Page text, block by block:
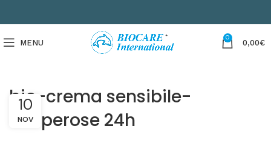
MENU
0
0,00€
bio-crema sensibile-
couperose 24h
10
NOV